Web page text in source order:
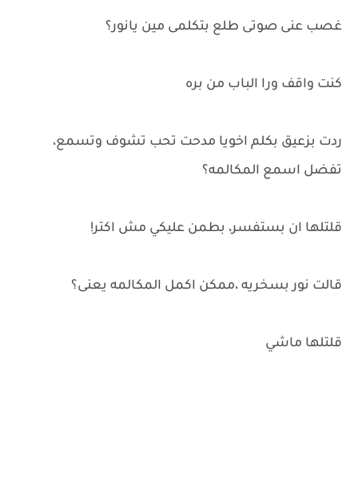
غصب عنى صوتى طلع بتكلمى مين يانور؟
كنت واقف ورا الباب من بره
ردت بزعيق بكلم اخويا مدحت تحب تشوف وتسمع،
تفضل اسمع المكالمه؟
قلتلها ان بستفسر، بطمن عليكي مش اكتر!
قالت نور بسخريه ،ممكن اكمل المكالمه يعنى؟
قلتلها ماشي